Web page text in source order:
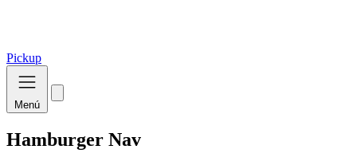
Pickup
Menú
Hamburger Nav